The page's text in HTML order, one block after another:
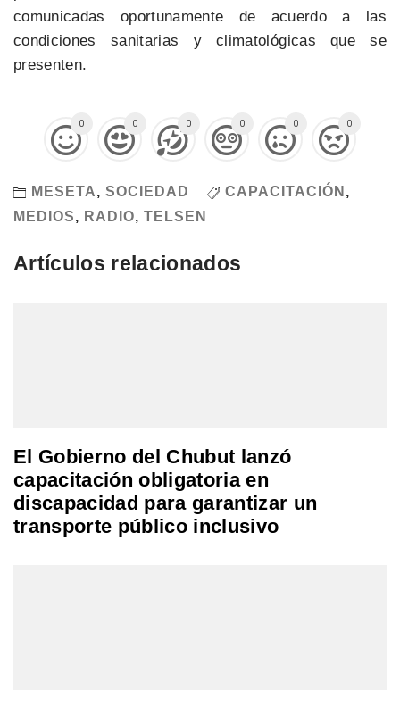
comunicadas oportunamente de acuerdo a las
condiciones sanitarias y climatológicas que se
presenten.
0 0 0 0 0 0
MESETA, SOCIEDAD CAPACITACIÓN ,
MEDIOS, RADIO, TELSEN
Artículos relacionados
El Gobierno del Chubut lanzó
capacitación obligatoria en
discapacidad para garantizar un
transporte público inclusivo